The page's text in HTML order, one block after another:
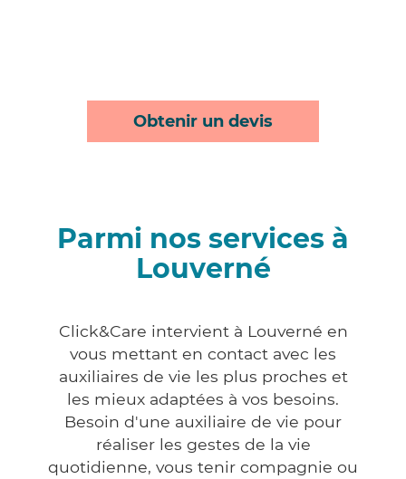
Obtenir un devis
Parmi nos services à
Louverné
Click&Care intervient à Louverné en
vous mettant en contact avec les
auxiliaires de vie les plus proches et
les mieux adaptées à vos besoins.
Besoin d'une auxiliaire de vie pour
réaliser les gestes de la vie
quotidienne, vous tenir compagnie ou